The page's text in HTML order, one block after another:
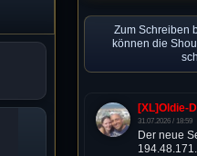
Zum Schreiben
können die
[XL]Oldie-
31.07.2026 / 18:59
Der neue